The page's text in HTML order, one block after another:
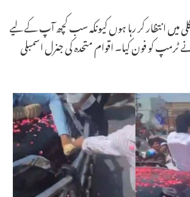
گلی میں انتظار کر رہا ہوں کیونکہ سب کچھ آپ کے لیے
کو فون کیا۔ اقوام متحدہ کی جنرل اسمبلی